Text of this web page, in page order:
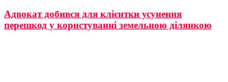
Адвокат добився для клієнтки усунення
перешкод у користуванні земельною ділянкою